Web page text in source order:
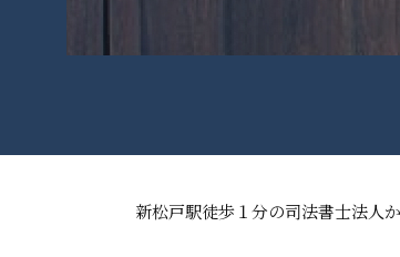
新松戸駅徒歩１分の司法書士法人